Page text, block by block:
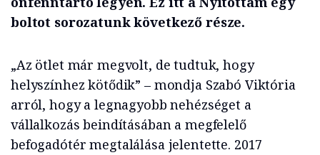
boltot sorozatunk következő része.
„Az ötlet már megvolt, de tudtuk, hogy
helyszínhez kötődik” – mondja Szabó Viktória
arról, hogy a legnagyobb nehézséget a
vállalkozás beindításában a megfelelő
befogadótér megtalálása jelentette. 2017